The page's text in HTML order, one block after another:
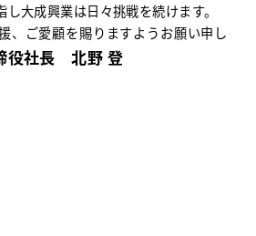
し大成興業は日々挑戦を続けます。
ご愛顧を賜りますようお願い申し
役社長 北野 登